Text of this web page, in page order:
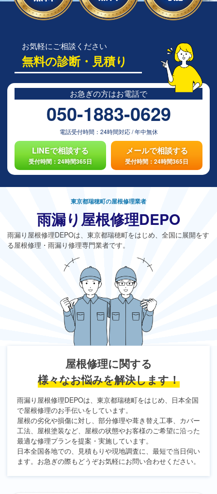
お気軽にご相談ください
無料の診断・見積り
お急ぎの方はお電話で
050-1883-0629
電話受付時間： 24時間対応/年中無休
LINEで相談する
受付時間：24時間365日
メールで相談する
受付時間：24時間365日
東京都瑞穂町の屋根修理業者
雨漏り屋根修理DEPO
雨漏り屋根修理DEPOは、東京都瑞穂町をはじめ、全国に展開をす
る屋根修理・雨漏り修理専門業者です。
屋根修理に関する
様々なお悩みを解決します！
雨漏り屋根修理DEPOは、東京都瑞穂町をはじめ、日本全国
で屋根修理のお手伝いをしています。
屋根の劣化や損傷に対し、部分修理や葺き替え工事、カバー
工法、屋根塗装など、屋根の状態やお客様のご希望に沿った
最適な修理プランを提案・実施しています。
日本全国各地での、見積もりや現地調査に、最短で当日伺い
ます。お急ぎの際もどうぞお気軽にお問い合わせください。